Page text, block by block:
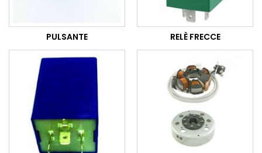
PULSANTE RELÈ FRECCE